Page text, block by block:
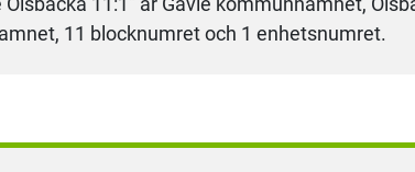
11 blocknumret och 1 enhetsnumret.